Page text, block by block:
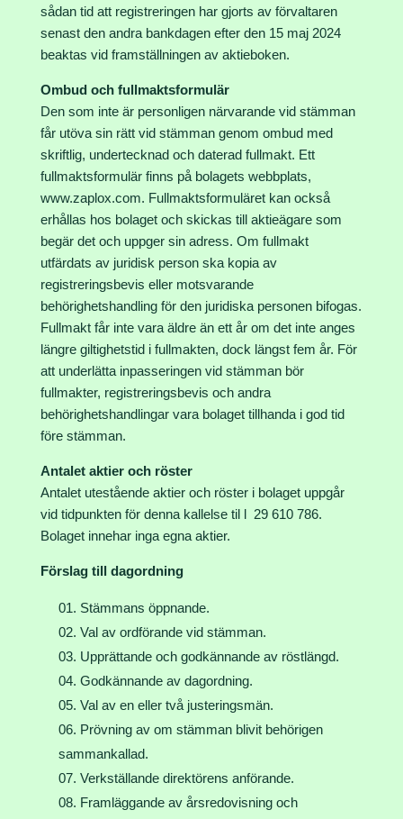
sådan tid att registreringen har gjorts av förvaltaren
senast den andra bankdagen efter den 15 maj 2024
beaktas vid framställningen av aktieboken.
Ombud och fullmaktsformulär
Den som inte är personligen närvarande vid stämman
får utöva sin rätt vid stämman genom ombud med
skriftlig, undertecknad och daterad fullmakt. Ett
fullmaktsformulär finns på bolagets webbplats,
www.zaplox.com. Fullmaktsformuläret kan också
erhållas hos bolaget och skickas till aktieägare som
begär det och uppger sin adress. Om fullmakt
utfärdats av juridisk person ska kopia av
registreringsbevis eller motsvarande
behörighetshandling för den juridiska personen bifogas.
Fullmakt får inte vara äldre än ett år om det inte anges
längre giltighetstid i fullmakten, dock längst fem år. För
att underlätta inpasseringen vid stämman bör
fullmakter, registreringsbevis och andra
behörighetshandlingar vara bolaget tillhanda i god tid
före stämman.
Antalet aktier och röster
Antalet utestående aktier och röster i bolaget uppgår
vid tidpunkten för denna kallelse til l 29 610 786.
Bolaget innehar inga egna aktier.
Förslag till dagordning
Stämmans öppnande.
Val av ordförande vid stämman.
Upprättande och godkännande av röstlängd.
Godkännande av dagordning.
Val av en eller två justeringsmän.
Prövning av om stämman blivit behörigen
sammankallad.
Verkställande direktörens anförande.
Framläggande av årsredovisning och